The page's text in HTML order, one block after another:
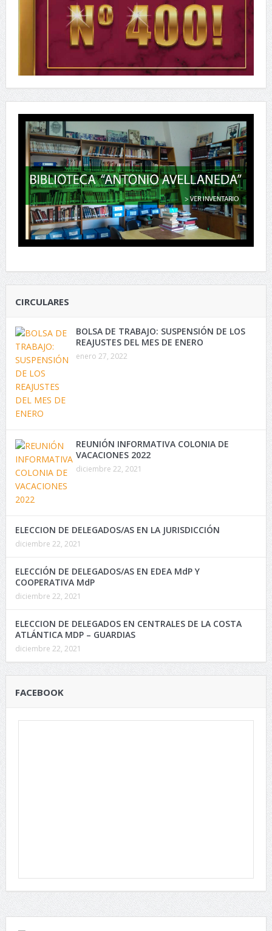
CIRCULARES
BOLSA DE TRABAJO: SUSPENSIÓN DE LOS
REAJUSTES DEL MES DE ENERO
enero 27, 2022
REUNIÓN INFORMATIVA COLONIA DE
VACACIONES 2022
diciembre 22, 2021
ELECCION DE DELEGADOS/AS EN LA JURISDICCIÓN
diciembre 22, 2021
ELECCIÓN DE DELEGADOS/AS EN EDEA MdP Y
COOPERATIVA MdP
diciembre 22, 2021
ELECCION DE DELEGADOS EN CENTRALES DE LA COSTA
ATLÁNTICA MDP – GUARDIAS
diciembre 22, 2021
FACEBOOK